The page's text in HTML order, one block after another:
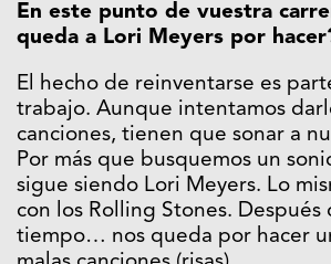
En este punto de vuestra
queda a Lori Meyers por
El hecho de reinventarse es
trabajo. Aunque intentamos
canciones, tienen que sonar a
Por más que busquemos un
sigue siendo Lori Meyers. Lo
con los Rolling Stones. Después
tiempo… nos queda por hacer